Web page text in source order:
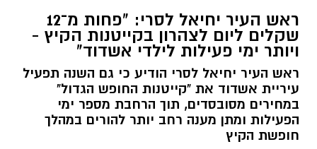
ראש העיר יחיאל לסרי: "פחות מ־12
שקלים ליום לצהרון בקייטנות הקיץ -
ויותר ימי פעילות לילדי אשדוד"
ראש העיר יחיאל לסרי הודיע כי גם השנה תפעיל
עיריית אשדוד את "קייטנות החופש הגדול"
במחירים מסובסדים, תוך הרחבת מספר ימי
הפעילות ומתן מענה רחב יותר להורים במהלך
חופשת הקיץ